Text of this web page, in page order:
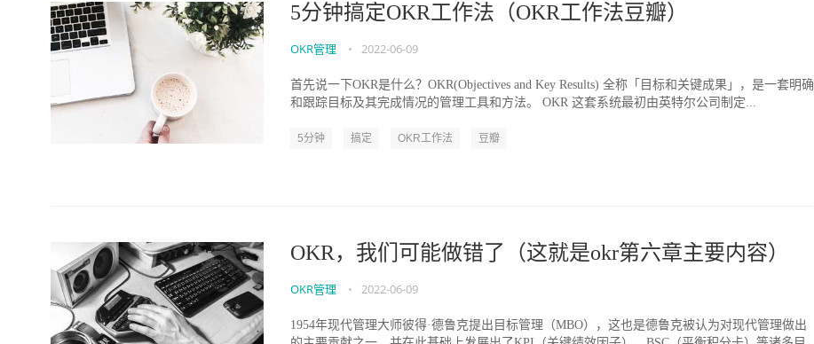
5分钟搞定OKR工作法（OKR工作法豆瓣）
OKR管理 • 2022-06-09
首先说一下OKR是什么？OKR(Objectives and Key Results) 全称「目标和关键成果」，是一套明确
和跟踪目标及其完成情况的管理工具和方法。 OKR 这套系统最初由英特尔公司制定...
5分钟 搞定 OKR工作法 豆瓣
OKR，我们可能做错了（这就是okr第六章主要内容）
OKR管理 • 2022-06-09
1954年现代管理大师彼得·德鲁克提出目标管理（MBO），这也是德鲁克被认为对现代管理做出